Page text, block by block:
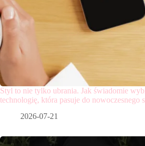
Styl to nie tylko ubrania. Jak świadomie
technologię, która pasuje do nowoczesnego
2026-07-21